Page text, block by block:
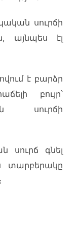
սուրճի
այնպես էլ
է բարձր
բույր՝
սուրճի
սուրճ գնել
տարբերակը